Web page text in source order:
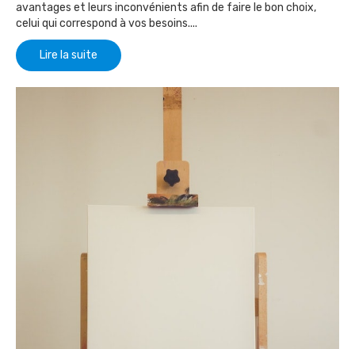
avantages et leurs inconvénients afin de faire le bon choix,
celui qui correspond à vos besoins....
Lire la suite